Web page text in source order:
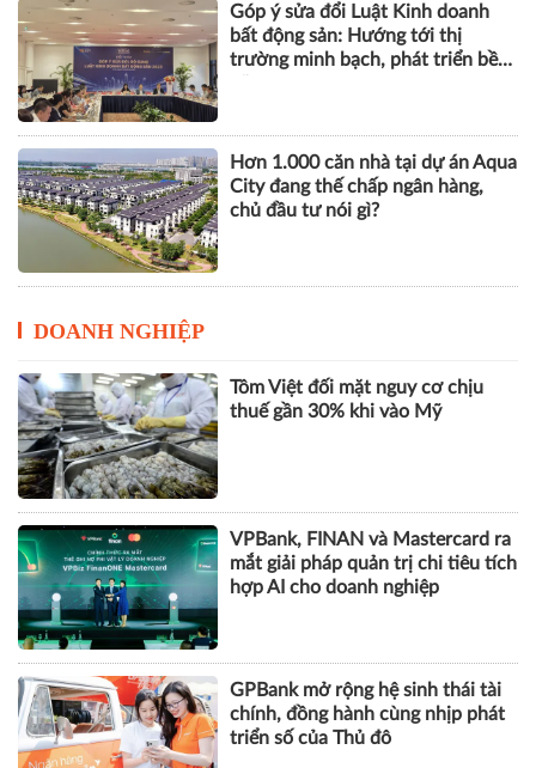
bất động sản: Hướng tới thị
trường minh bạch, phát triển bền
vững
Hơn 1.000 căn nhà tại dự án Aqua
City đang thế chấp ngân hàng,
chủ đầu tư nói gì?
DOANH NGHIỆP
Tôm Việt đối mặt nguy cơ chịu
thuế gần 30% khi vào Mỹ
VPBank, FINAN và Mastercard ra
mắt giải pháp quản trị chi tiêu tích
hợp AI cho doanh nghiệp
GPBank mở rộng hệ sinh thái tài
chính, đồng hành cùng nhịp phát
triển số của Thủ đô